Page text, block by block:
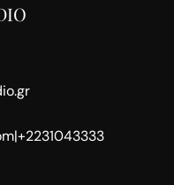
|+2231043333